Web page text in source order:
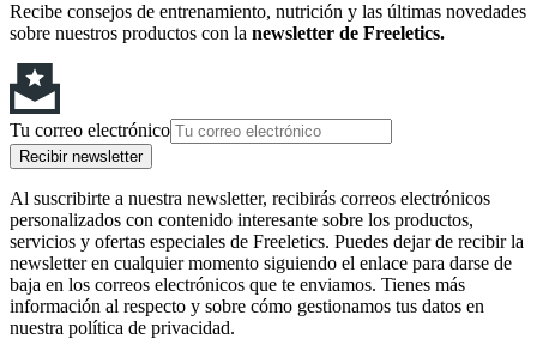
Recibe consejos de entrenamiento, nutrición y las últimas novedades
sobre nuestros productos con la newsletter de Freeletics.
Tu correo electrónico
Recibir newsletter
Al suscribirte a nuestra newsletter, recibirás correos electrónicos
personalizados con contenido interesante sobre los productos,
servicios y ofertas especiales de Freeletics. Puedes dejar de recibir la
newsletter en cualquier momento siguiendo el enlace para darse de
baja en los correos electrónicos que te enviamos. Tienes más
información al respecto y sobre cómo gestionamos tus datos en
nuestra política de privacidad.